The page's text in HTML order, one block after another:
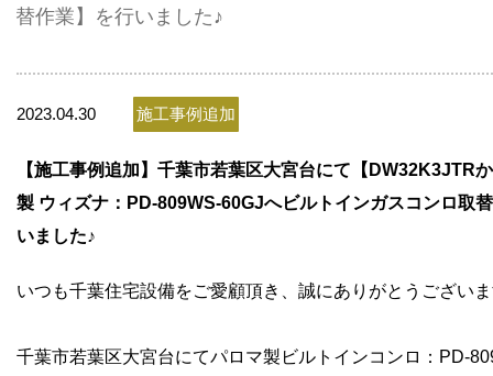
弊社の特色
会社概要
替作業】を行いました♪
2023.04.30 施工事例追加
【施工事例追加】千葉市若葉区大宮台にて【DW32K3JTR
製 ウィズナ：PD-809WS-60GJへビルトインガスコンロ取
いました♪
いつも千葉住宅設備をご愛顧頂き、誠にありがとうござい
千葉市若葉区大宮台にてパロマ製ビルトインコンロ：PD-